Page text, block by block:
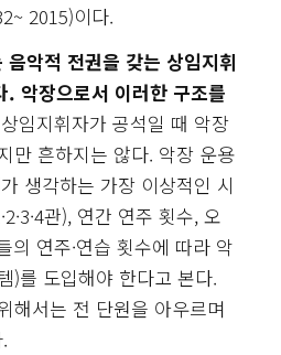
2015)이다.
악적 전권을 갖는 상임지휘
악장으로서 이러한 구조를
임지휘자가 공석일 때 악장
만 흔하지는 않다. 악장 운용
생각하는 가장 이상적인 시
관), 연간 연주 횟수, 오
의 연주·연습 횟수에 따라 악
)를 도입해야 한다고 본다.
해서는 전 단원을 아우르며